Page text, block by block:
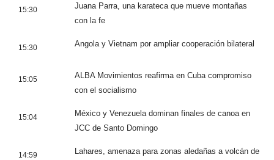
15:30
Juana Parra, una karateca que mueve montañas
con la fe
15:30 Angola y Vietnam por ampliar cooperación bilateral
15:05
ALBA Movimientos reafirma en Cuba compromiso
con el socialismo
15:04
México y Venezuela dominan finales de canoa en
JCC de Santo Domingo
14:59
Lahares, amenaza para zonas aledañas a volcán de